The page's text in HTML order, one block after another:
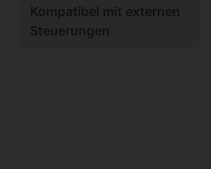
Kompatibel mit externen
Steuerungen